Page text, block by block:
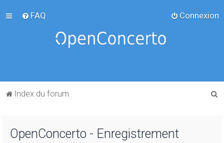
FAQ Connexion
Index du forum
OpenConcerto - Enregistrement